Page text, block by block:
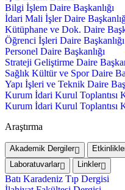
Bilgi İşlem Daire Başkanlığı
İdari Mali İşler Daire
Kütüphane ve Dok. Daire
Öğrenci İşleri Daire Başkanlığı
Personel Daire Başkanlığı
Strateji Geliştirme Daire
Sağlık Kültür ve Spor Daire
Yapı İşleri ve Teknik Daire
Kurum İdari Kurul Toplantısı
Kurum İdari Kurul Toplantısı
Araştırma
Akademik Dergiler
Laboratuvarlar
Linkler
Batı Karadeniz Tıp Dergisi